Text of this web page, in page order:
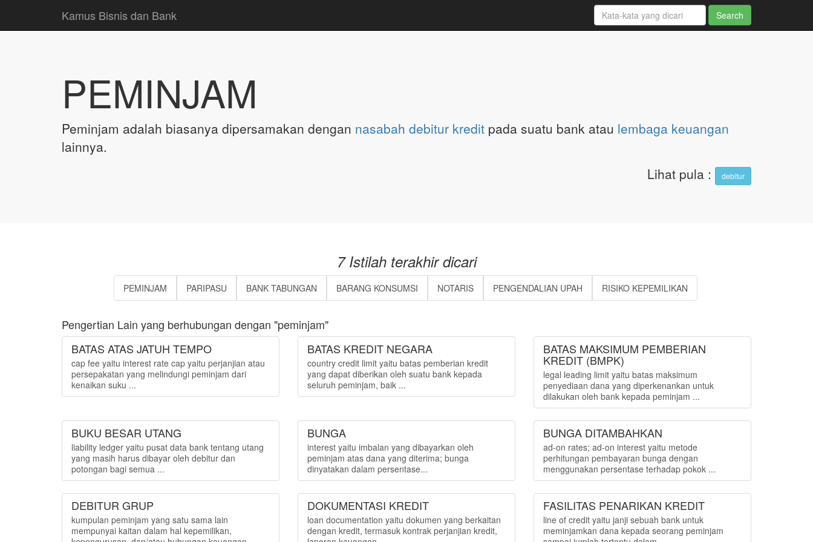
Kamus Bisnis dan Bank
PEMINJAM
Peminjam adalah biasanya dipersamakan dengan nasabah debitur kredit pada suatu bank atau lembaga keuangan
lainnya.
Lihat pula : debitur
7 Istilah terakhir dicari
PEMINJAM PARIPASU BANK TABUNGAN BARANG KONSUMSI NOTARIS PENGENDALIAN UPAH RISIKO KEPEMILIKAN
Pengertian Lain yang berhubungan dengan "peminjam"
BATAS ATAS JATUH TEMPO
cap fee yaitu interest rate cap yaitu perjanjian atau
persepakatan yang melindungi peminjam dari
kenaikan suku ...
BATAS KREDIT NEGARA
country credit limit yaitu batas pemberian kredit
yang dapat diberikan oleh suatu bank kepada
seluruh peminjam, baik ...
BATAS MAKSIMUM PEMBERIAN
KREDIT (BMPK)
legal leading limit yaitu batas maksimum
penyediaan dana yang diperkenankan untuk
dilakukan oleh bank kepada peminjam ...
BUKU BESAR UTANG
liability ledger yaitu pusat data bank tentang utang
yang masih harus dibayar oleh debitur dan
potongan bagi semua ...
BUNGA
interest yaitu imbalan yang dibayarkan oleh
peminjam atas dana yang diterima; bunga
dinyatakan dalam persentase...
BUNGA DITAMBAHKAN
ad-on rates; ad-on interest yaitu metode
perhitungan pembayaran bunga dengan
menggunakan persentase terhadap pokok ...
DEBITUR GRUP
kumpulan peminjam yang satu sama lain
mempunyai kaitan dalam hal kepemilikan,
DOKUMENTASI KREDIT
loan documentation yaitu dokumen yang berkaitan
dengan kredit, termasuk kontrak perjanjian kredit,
FASILITAS PENARIKAN KREDIT
line of credit yaitu janji sebuah bank untuk
meminjamkan dana kepada seorang peminjam